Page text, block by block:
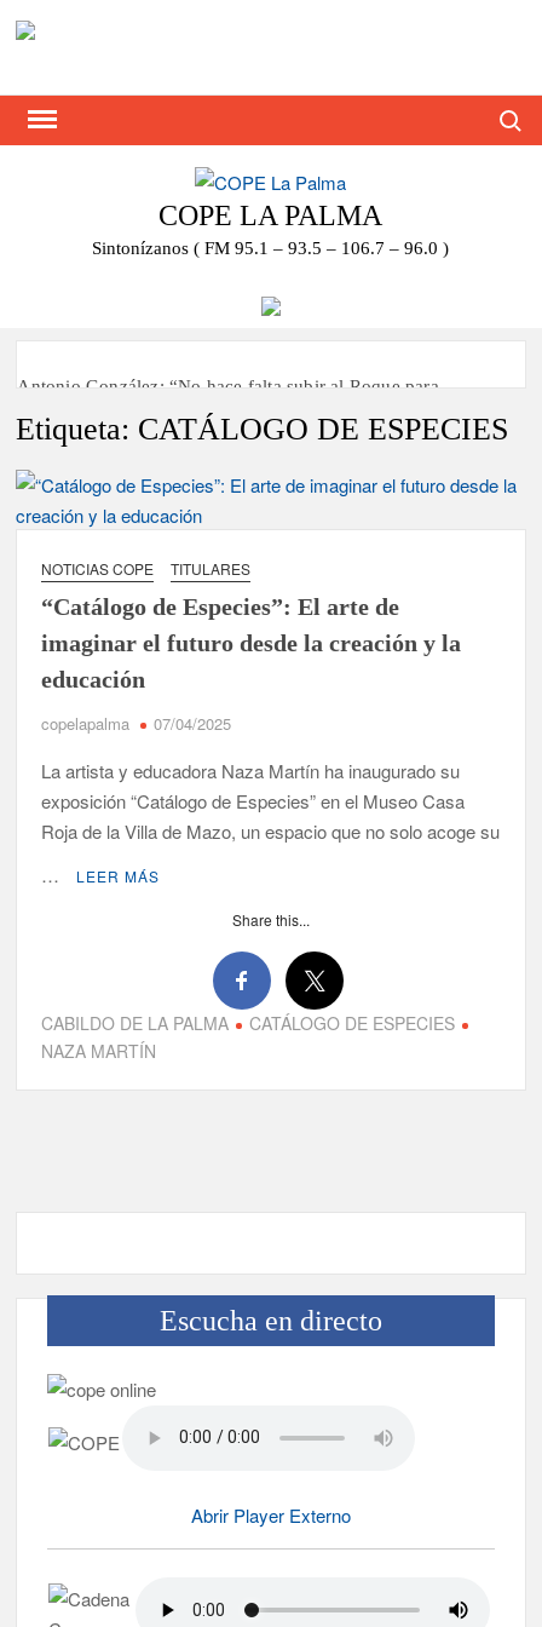
COPE LA PALMA
Sintonízanos ( FM 95.1 – 93.5 – 106.7 – 96.0 )
Antonio González: “No hace falta subir al Roque para
la actualidad de la Diócesis
España y traer el cinturón a Canarias”
José Carlos Martín: “La Palma tendrá antes de 2030 un torneo
de ajedrez con 200 jugadores”
dinamizador de Los Llanos de Aridane
David Ruiz rechaza las críticas de Nueva Canarias y defiende
que Tazacorte “avanza y cumple objetivos”
violencia de género con el apoyo empresarial
El Día de la Cometa reúne a cientos de familias en Santa Cruz
de La Palma y refuerza el comercio local en su sexta edición
Borja Perdomo acusa al Gobierno del Cabildo de falta de
planificación y exige respuestas sobre las pérdidas de agua
Etiqueta: CATÁLOGO DE ESPECIES
NOTICIAS COPE TITULARES
“Catálogo de Especies”: El arte de
imaginar el futuro desde la creación y la
educación
copelapalma 07/04/2025
La artista y educadora Naza Martín ha inaugurado su
exposición “Catálogo de Especies” en el Museo Casa
Roja de la Villa de Mazo, un espacio que no solo acoge su
…
LEER MÁS
Share this...
CABILDO DE LA PALMA
CATÁLOGO DE ESPECIES
NAZA MARTÍN
Escucha en directo
Abrir Player Externo